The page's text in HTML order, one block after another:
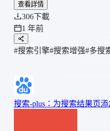
查看詳情
306下載
1 年前
#搜索引擎#搜索增强#多搜
搜索-plus：为搜索结果页